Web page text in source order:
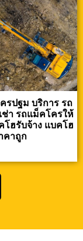
รปฐม บริการ รถ
ช่า รถแม็คโครให้
โฮรับจ้าง แบคโฮ
คาถูก